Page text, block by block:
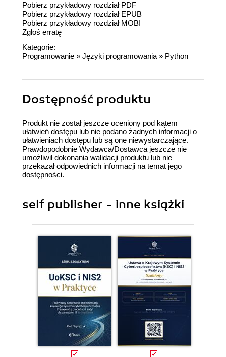
Pobierz przykładowy rozdział PDF
Pobierz przykładowy rozdział EPUB
Pobierz przykładowy rozdział MOBI
Zgłoś erratę
Kategorie:
Programowanie » Języki programowania » Python
Dostępność produktu
Produkt nie został jeszcze oceniony pod kątem
ułatwień dostępu lub nie podano żadnych informacji o
ułatwieniach dostępu lub są one niewystarczające.
Prawdopodobnie Wydawca/Dostawca jeszcze nie
umożliwił dokonania walidacji produktu lub nie
przekazał odpowiednich informacji na temat jego
dostępności.
self publisher - inne książki